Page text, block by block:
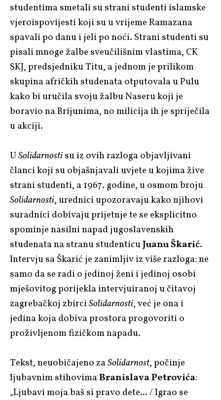
studentima smetali su strani studenti islamske
vjeroispovijesti koji su u vrijeme Ramazana
spavali po danu i jeli po noći. Strani studenti su
pisali mnoge žalbe sveučilišnim vlastima, CK
SKJ, predsjedniku Titu, a jednom je prilikom
skupina afričkih studenata otputovala u Pulu
kako bi uručila svoju žalbu Naseru koji je
boravio na Brijunima, no milicija ih je spriječila
u akciji.
USolidarnostisu iz ovih razloga objavljivani
članci koji su objašnjavali uvjete u kojima žive
strani studenti, a 1967. godine, u osmom broju
Solidarnosti, urednici upozoravaju kako njihovi
suradnici dobivaju prijetnje te se eksplicitno
spominje nasilni napad jugoslavenskih
studenata na stranu studenticuJuanu Škarić.
Intervju sa Škarić je zanimljiv iz više razloga: ne
samo da se radi o jedinoj ženi i jedinoj osobi
mješovitog porijekla intervjuiranoj u čitavoj
zagrebačkoj zbirciSolidarnosti, već je ona i
jedina koja dobiva prostora progovoriti o
proživljenom fizičkom napadu.
Tekst, neuobičajeno zaSolidarnost, počinje
ljubavnim stihovimaBranislava Petrovića:
„Ljubavi moja baš si pravo dete... / Igrao se